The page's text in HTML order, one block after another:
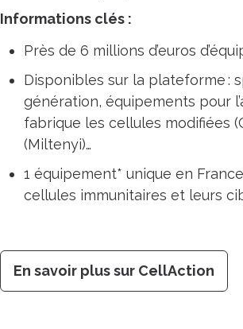
Informations clés :
Près de 6 millions d’euros
Disponibles sur la plateforme :
génération, équipements pour
fabrique les cellules modifiées
(Miltenyi)…
1 équipement* unique en
cellules immunitaires et leurs
En savoir plus sur CellAction